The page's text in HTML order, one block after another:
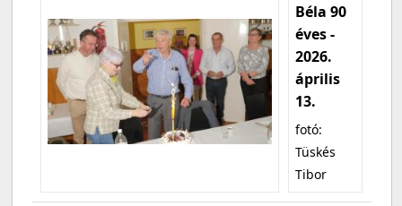
Béla 90
éves -
2026.
április
13.
fotó:
Tüskés
Tibor